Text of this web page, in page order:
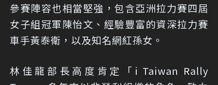
參賽陣容也相當堅強，包含亞洲拉力賽四屆
女子組冠軍陳怡文、經驗豐富的資深拉力賽
車手黃泰衛，以及知名網紅孫女。
林佳龍部長高度肯定「i Taiwan Rally